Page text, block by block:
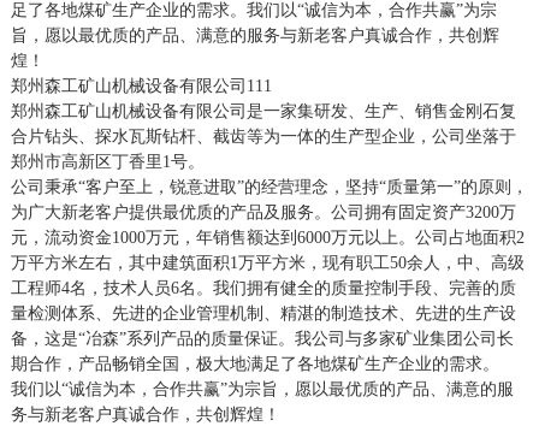
足了各地煤矿生产企业的需求。我们以“诚信为本，合作共赢”为宗
旨，愿以最优质的产品、满意的服务与新老客户真诚合作，共创辉
煌！
郑州森工矿山机械设备有限公司111
郑州森工矿山机械设备有限公司是一家集研发、生产、销售金刚石复
合片钻头、探水瓦斯钻杆、截齿等为一体的生产型企业，公司坐落于
郑州市高新区丁香里1号。
公司秉承“客户至上，锐意进取”的经营理念，坚持“质量第一”的原则，
为广大新老客户提供最优质的产品及服务。公司拥有固定资产3200万
元，流动资金1000万元，年销售额达到6000万元以上。公司占地面积2
万平方米左右，其中建筑面积1万平方米，现有职工50余人，中、高级
工程师4名，技术人员6名。我们拥有健全的质量控制手段、完善的质
量检测体系、先进的企业管理机制、精湛的制造技术、先进的生产设
备，这是“冶森”系列产品的质量保证。我公司与多家矿业集团公司长
期合作，产品畅销全国，极大地满足了各地煤矿生产企业的需求。
我们以“诚信为本，合作共赢”为宗旨，愿以最优质的产品、满意的服
务与新老客户真诚合作，共创辉煌！